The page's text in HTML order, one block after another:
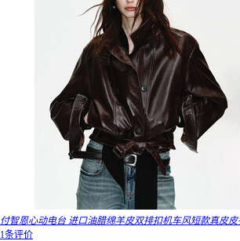
付智恩心动电台 进口油腊绵羊皮双排扣机车风短款真皮
1条评价